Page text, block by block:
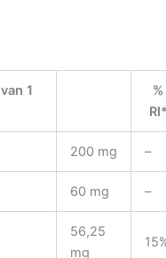
1
%
200 mg –
60 mg –
56,25
mg